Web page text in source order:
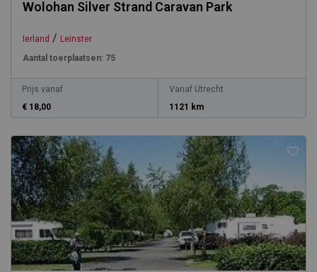
Wolohan Silver Strand Caravan Park
Ierland / Leinster
Aantal toerplaatsen: 75
Prijs vanaf
€ 18,00
Vanaf Utrecht
1121 km